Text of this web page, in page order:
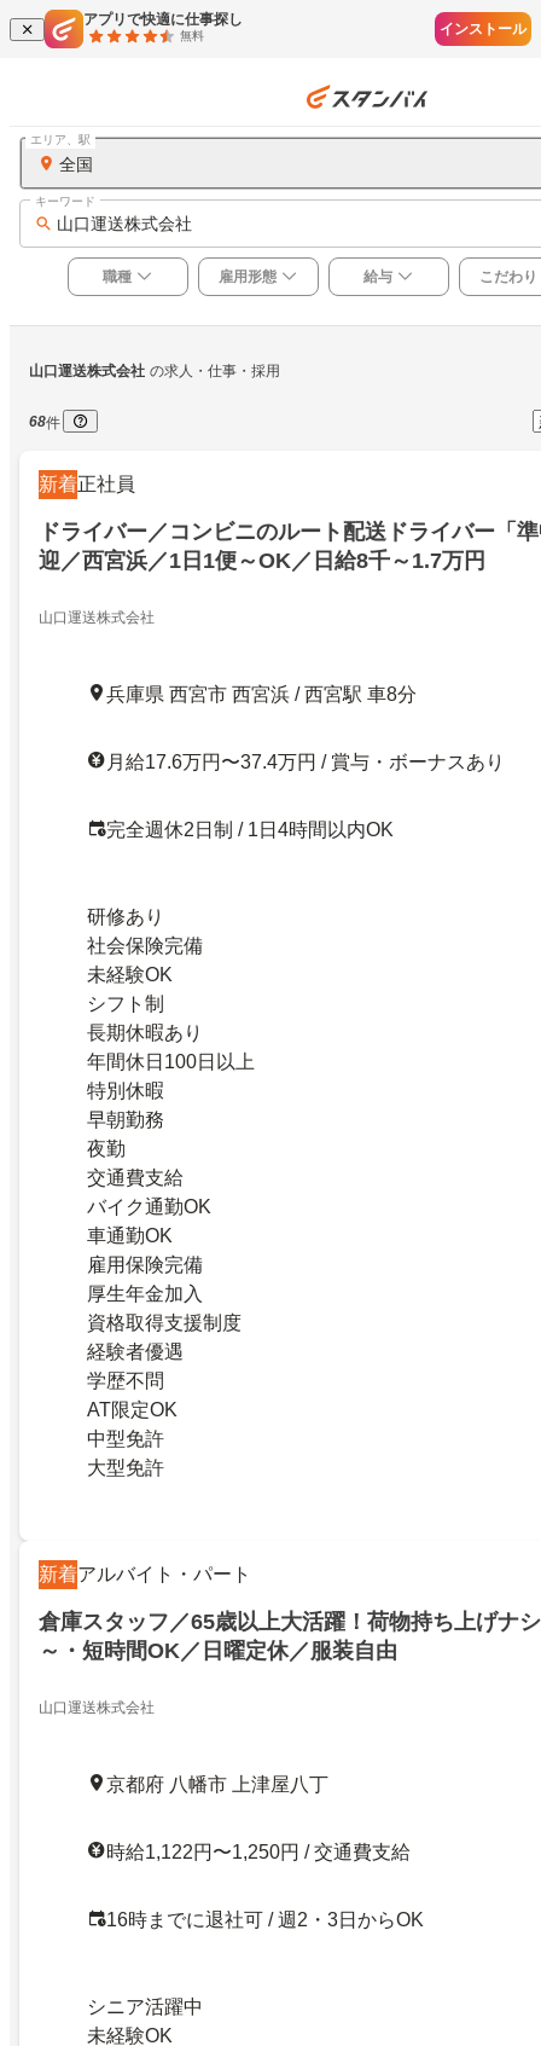
アプリで快適に仕事探し
無料 インストール
全国
エリア、駅
山口運送株式会社
キーワード
職種 雇用形態 給与 こだわり
山口運送株式会社 の求人・仕事・採用
68件
新着正社員
ドライバー／コンビニのルート配送ドライバー「
迎／西宮浜／1日1便～OK／日給8千～1.7万円
山口運送株式会社
兵庫県 西宮市 西宮浜 / 西宮駅 車8分
月給17.6万円〜37.4万円 / 賞与・ボーナスあり
完全週休2日制 / 1日4時間以内OK
研修あり
社会保険完備
未経験OK
シフト制
長期休暇あり
年間休日100日以上
特別休暇
早朝勤務
夜勤
交通費支給
バイク通勤OK
車通勤OK
雇用保険完備
厚生年金加入
資格取得支援制度
経験者優遇
学歴不問
AT限定OK
中型免許
大型免許
新着アルバイト・パート
倉庫スタッフ／65歳以上大活躍！荷物持ち上げナ
～・短時間OK／日曜定休／服装自由
山口運送株式会社
京都府 八幡市 上津屋八丁
時給1,122円〜1,250円 / 交通費支給
16時までに退社可 / 週2・3日からOK
シニア活躍中
未経験OK